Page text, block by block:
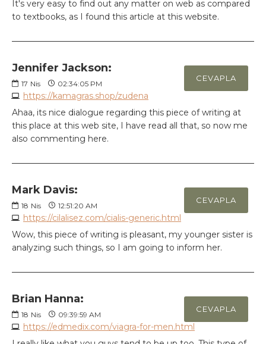
It's very easy to find out any matter on web as compared
to textbooks, as I found this article at this website.
Jennifer Jackson:
17 Nis 02:34:05 PM
https://kamagras.shop/zudena
CEVAPLA
Ahaa, its nice dialogue regarding this piece of writing at
this place at this web site, I have read all that, so now me
also commenting here.
Mark Davis:
18 Nis 12:51:20 AM
https://cilalisez.com/cialis-generic.html
CEVAPLA
Wow, this piece of writing is pleasant, my younger sister is
analyzing such things, so I am going to inform her.
Brian Hanna:
18 Nis 09:39:59 AM
https://edmedix.com/viagra-for-men.html
CEVAPLA